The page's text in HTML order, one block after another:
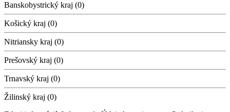
Banskobystrický kraj (0)
Košický kraj (0)
Nitriansky kraj (0)
Prešovský kraj (0)
Trnavský kraj (0)
Žilinský kraj (0)